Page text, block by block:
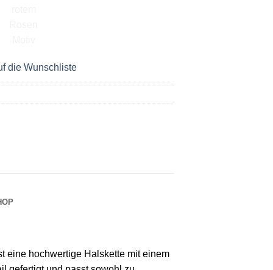
die Wunschliste
eine hochwertige Halskette mit einem